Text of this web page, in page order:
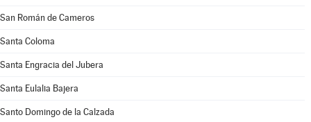
San Román de Cameros
Santa Coloma
Santa Engracia del Jubera
Santa Eulalia Bajera
Santo Domingo de la Calzada